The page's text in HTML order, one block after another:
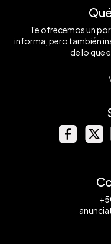
Te ofrecemos un
informa, pero también
de lo que